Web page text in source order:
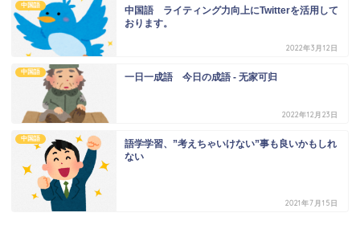
中国語
中国語 ライティング力向上にTwitterを活用して
おります。
2022年3月12日
中国語 一日一成語 今日の成語 - 无家可归
2022年12月23日
中国語
語学学習、”考えちゃいけない”事も良いかもしれ
ない
2021年7月15日